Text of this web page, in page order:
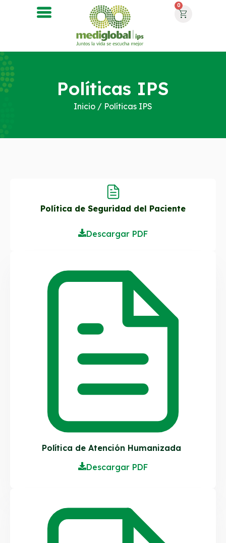
0
Políticas IPS
Inicio / Políticas IPS
Política de Seguridad del Paciente
Descargar PDF
Política de Atención Humanizada
Descargar PDF